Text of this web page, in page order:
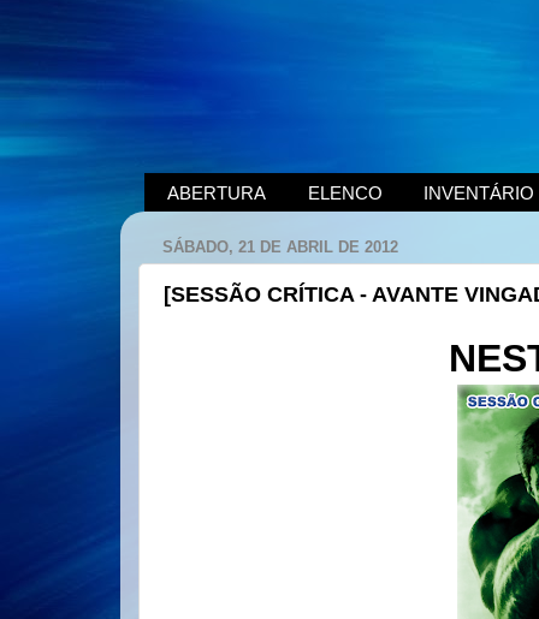
ABERTURA ELENCO INVENTÁRIO
SÁBADO, 21 DE ABRIL DE 2012
[SESSÃO CRÍTICA - AVANTE